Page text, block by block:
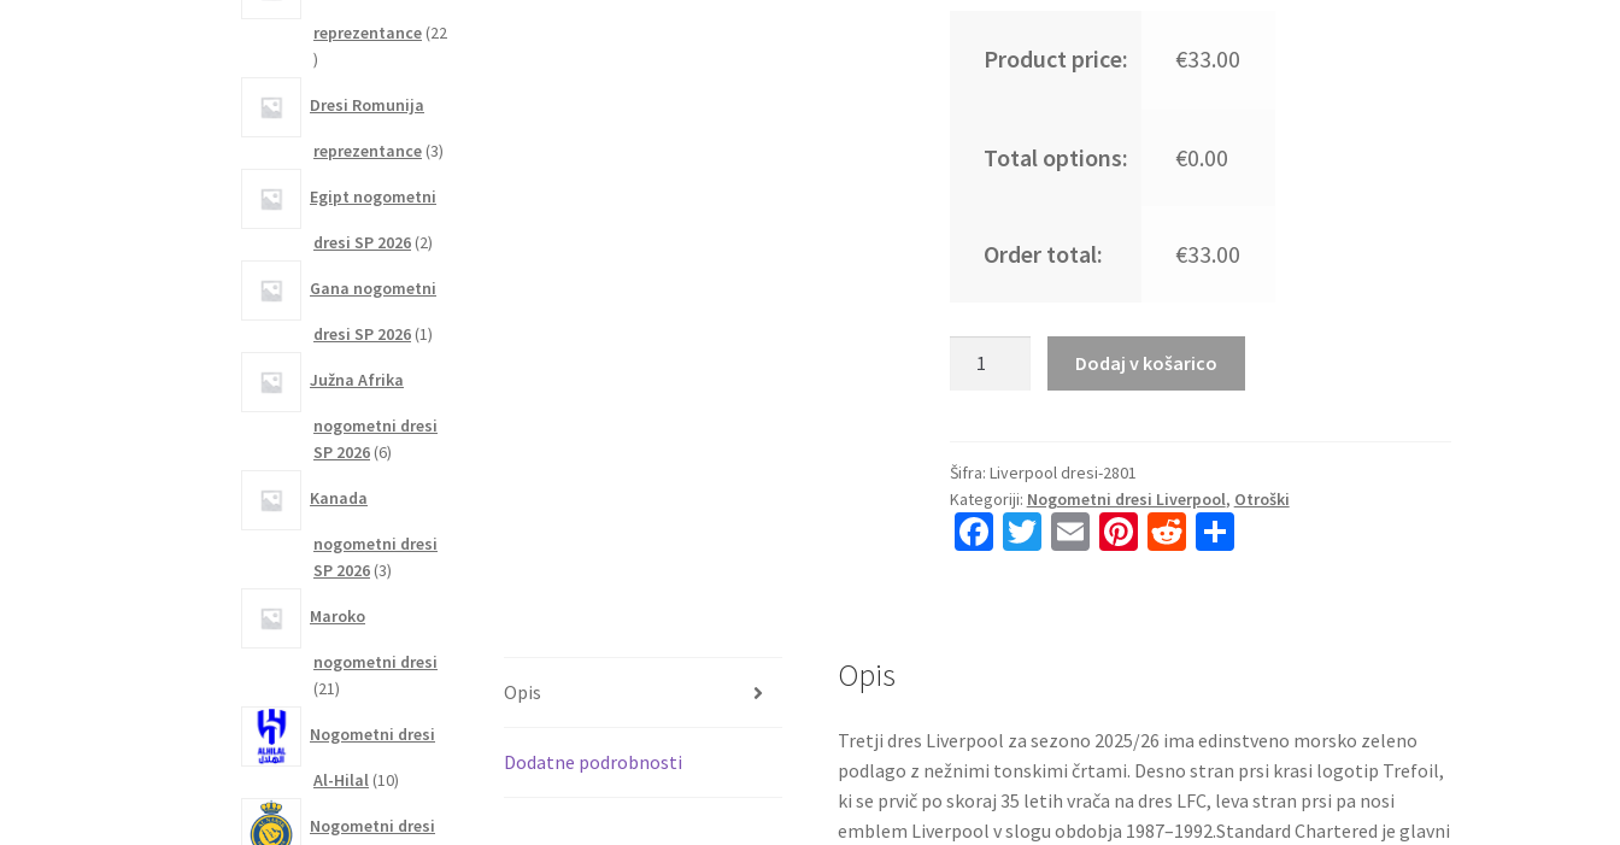
Product price: €33.00
Total options: €0.00
Order total: €33.00
dresi
Liverpool
Alexander
Dodaj v košarico
Šifra: Liverpool dresi-2801
Kategoriji: Nogometni dresi Liverpool, Otroški
Fa
k
T E Pi R S
Opis
Dodatne podrobnosti
Opis
Tretji dres Liverpool za sezono 2025/26 ima edinstveno morsko zeleno
podlago z nežnimi tonskimi črtami. Desno stran prsi krasi logotip Trefoil,
ki se prvič po skoraj 35 letih vrača na dres LFC, leva stran prsi pa nosi
emblem Liverpool v slogu obdobja 1987–1992.Standard Chartered je glavni
reprezentance 22
22
Dresi Romunija
reprezentance 33
Egipt nogometni
dresi SP 2026 22
Gana nogometni
dresi SP 2026 11
Južna Afrika
nogometni dresi
SP 2026 66
Kanada
nogometni dresi
SP 2026 33
Maroko
nogometni dresi
2121
Nogometni dresi
Al-Hilal 1010
Nogometni dresi